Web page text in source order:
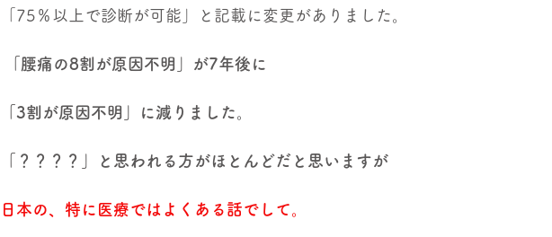
「75％以上で診断が可能」と記載に変更がありました。
「腰痛の8割が原因不明」が7年後に
「3割が原因不明」に減りました。
「？？？？」と思われる方がほとんどだと思いますが
日本の、特に医療ではよくある話でして。